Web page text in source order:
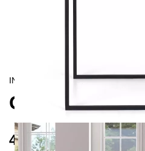
INDUSTRIAL/ CONTEMPORAIN
GYLLENE
405 €